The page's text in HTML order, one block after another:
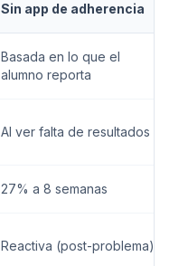
Sin app de adherencia
Basada en lo que el
alumno reporta
Al ver falta de resultados
27% a 8 semanas
Reactiva (post-problema)